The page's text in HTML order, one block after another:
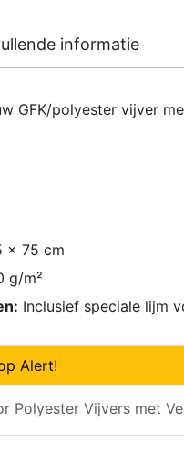
informatie
GFK/polyester vijver
x 75 cm
g/m²
Inclusief speciale lijm
Alert!
Polyester Vijvers met